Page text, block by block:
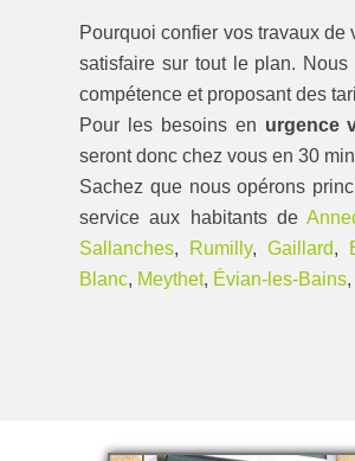
Pourquoi confier vos travaux
satisfaire sur tout le plan. Nous
compétence et proposant des
Pour les besoins en urgence
seront donc chez vous en 30
Sachez que nous opérons
service aux habitants de
Sallanches, Rumilly,Gaillard,
Blanc, Meythet, Évian-les-Bains